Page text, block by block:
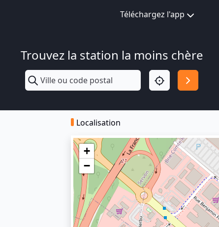
Téléchargez l'app
Trouvez la station la moins chère
Localisation
+
−